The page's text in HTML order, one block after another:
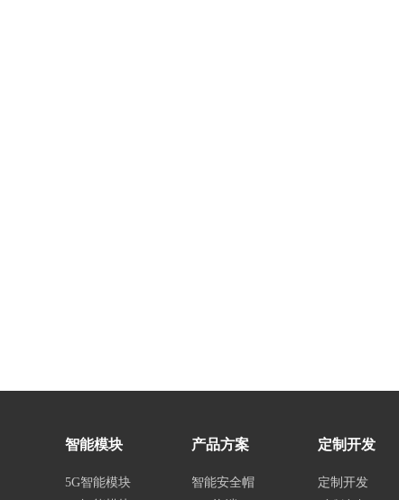
智能模块
5G智能模块
产品方案
智能安全帽
定制开发
定制开发